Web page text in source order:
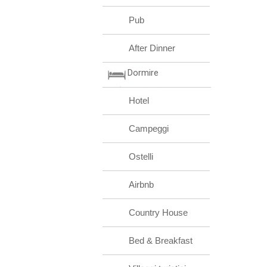
Pub
After Dinner
Dormire
Hotel
Campeggi
Ostelli
Airbnb
Country House
Bed & Breakfast